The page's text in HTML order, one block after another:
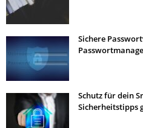
Sichere
Schutz für dein
Sicherheitstipps